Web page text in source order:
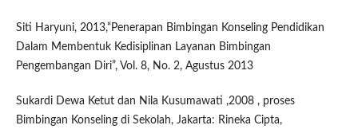
Siti Haryuni, 2013,“Penerapan Bimbingan Konseling Pendidikan
Dalam Membentuk Kedisiplinan Layanan Bimbingan
Pengembangan Diri”, Vol. 8, No. 2, Agustus 2013
Sukardi Dewa Ketut dan Nila Kusumawati ,2008 , proses
Bimbingan Konseling di Sekolah, Jakarta: Rineka Cipta,